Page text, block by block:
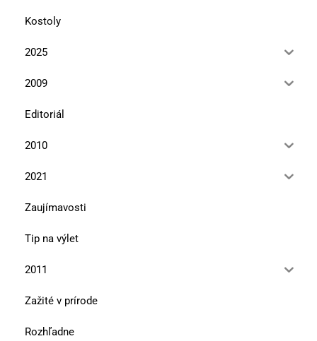
Kostoly
2025
2009
Editoriál
2010
2021
Zaujímavosti
Tip na výlet
2011
Zažité v prírode
Rozhľadne